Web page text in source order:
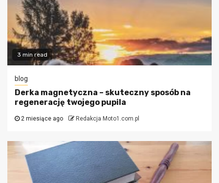
3 min read
blog
Derka magnetyczna – skuteczny sposób na
regenerację twojego pupila
2 miesiące ago Redakcja Moto1.com.pl